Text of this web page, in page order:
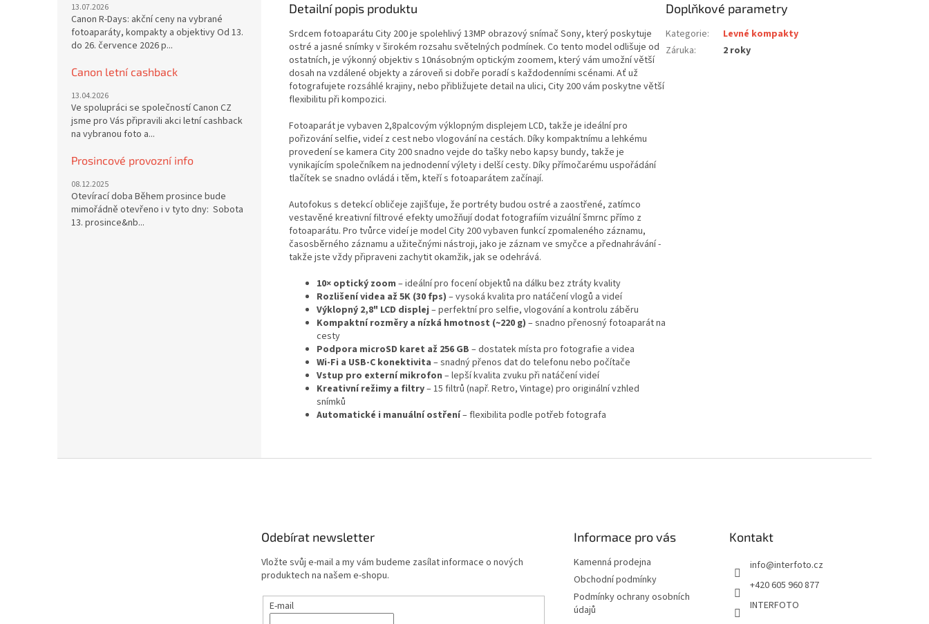
13.07.2026
Canon R-Days: akční ceny na vybrané
fotoaparáty, kompakty a objektivy Od 13.
do 26. července 2026 p...
Canon letní cashback
13.04.2026
Ve spolupráci se společností Canon CZ
jsme pro Vás připravili akci letní cashback
na vybranou foto a...
Prosincové provozní info
08.12.2025
Otevírací doba Během prosince bude
mimořádně otevřeno i v tyto dny: Sobota
13. prosince&nb...
Detailní popis produktu
Srdcem fotoaparátu City 200 je spolehlivý 13MP obrazový snímač Sony, který poskytuje
ostré a jasné snímky v širokém rozsahu světelných podmínek. Co tento model odlišuje od
ostatních, je výkonný objektiv s 10násobným optickým zoomem, který vám umožní větší
dosah na vzdálené objekty a zároveň si dobře poradí s každodenními scénami. Ať už
fotografujete rozsáhlé krajiny, nebo přibližujete detail na ulici, City 200 vám poskytne větší
flexibilitu při kompozici.
Fotoaparát je vybaven 2,8palcovým výklopným displejem LCD, takže je ideální pro
pořizování selfie, videí z cest nebo vlogování na cestách. Díky kompaktnímu a lehkému
provedení se kamera City 200 snadno vejde do tašky nebo kapsy bundy, takže je
vynikajícím společníkem na jednodenní výlety i delší cesty. Díky přímočarému uspořádání
tlačítek se snadno ovládá i těm, kteří s fotoaparátem začínají.
Autofokus s detekcí obličeje zajišťuje, že portréty budou ostré a zaostřené, zatímco
vestavěné kreativní filtrové efekty umožňují dodat fotografiím vizuální šmrnc přímo z
fotoaparátu. Pro tvůrce videí je model City 200 vybaven funkcí zpomaleného záznamu,
časosběrného záznamu a užitečnými nástroji, jako je záznam ve smyčce a přednahrávání -
takže jste vždy připraveni zachytit okamžik, jak se odehrává.
10× optický zoom – ideální pro focení objektů na dálku bez ztráty kvality
Rozlišení videa až 5K (30 fps) – vysoká kvalita pro natáčení vlogů a videí
Výklopný 2,8" LCD displej – perfektní pro selfie, vlogování a kontrolu záběru
Kompaktní rozměry a nízká hmotnost (~220 g) – snadno přenosný fotoaparát na
cesty
Podpora microSD karet až 256 GB – dostatek místa pro fotografie a videa
Wi-Fi a USB-C konektivita – snadný přenos dat do telefonu nebo počítače
Vstup pro externí mikrofon – lepší kvalita zvuku při natáčení videí
Kreativní režimy a filtry– 15 filtrů (např. Retro, Vintage) pro originální vzhled
snímků
Automatické i manuální ostření– flexibilita podle potřeb fotografa
Doplňkové parametry
Kategorie:
Levné kompakty
Záruka: 2 roky
Odebírat newsletter
Vložte svůj e-mail a my vám budeme zasílat informace o nových
produktech na našem e-shopu.
E-mail
Informace pro vás
Kamenná prodejna
Obchodní podmínky
Podmínky ochrany osobních
údajů
Kontakt
info@interfoto.cz
+420 605 960 877
INTERFOTO